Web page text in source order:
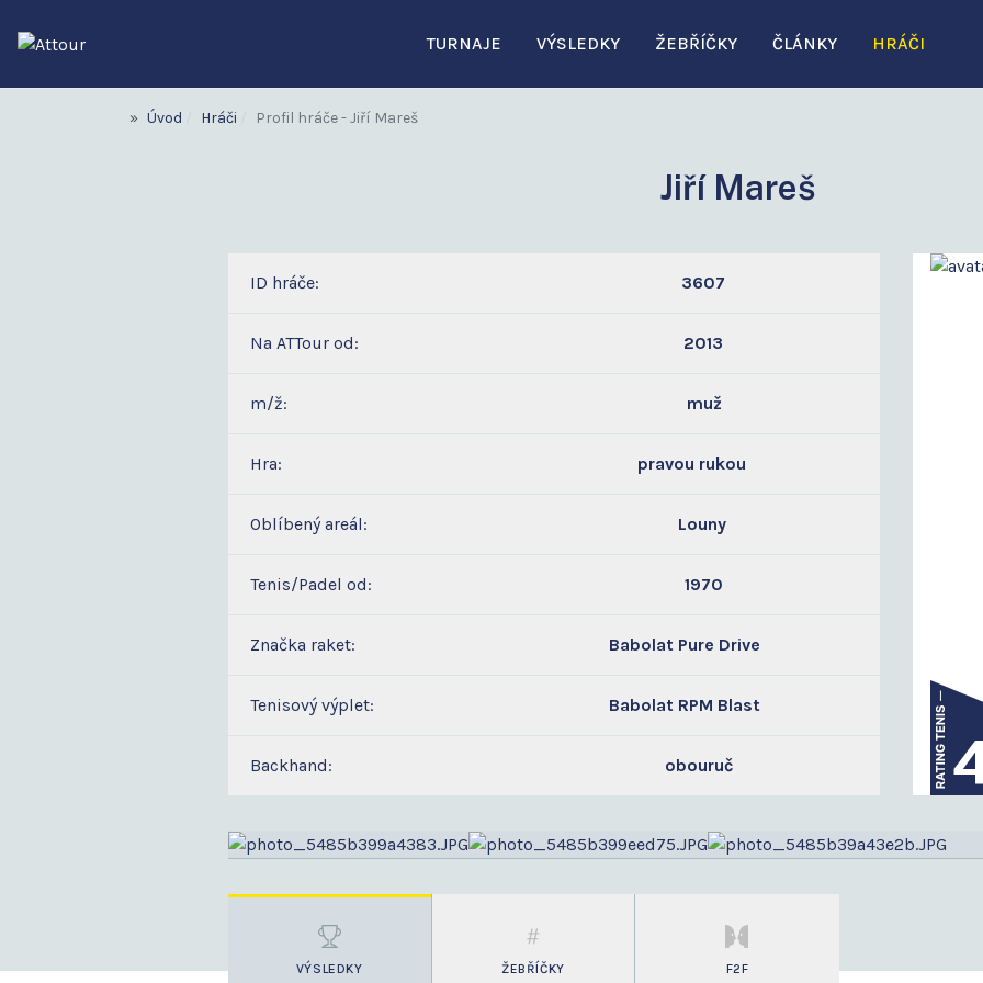
TURNAJE VÝSLEDKY ŽEBŘÍČKY ČLÁNKY HRÁČI
Úvod Hráči Profil hráče - Jiří Mareš
Jiří Mareš
ID hráče: 3607
Na ATTour od: 2013
m/ž: muž
Hra: pravou rukou
Oblíbený areál: Louny
Tenis/Padel od: 1970
Značka raket: Babolat Pure Drive
Tenisový výplet: Babolat RPM Blast
Backhand: obouruč
VÝSLEDKY ŽEBŘÍČKY F2F